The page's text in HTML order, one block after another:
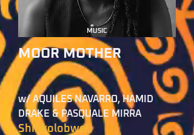
MUSIC
MOOR MOTHER
w/ AQUILES NAVARRO, HAMID
DRAKE & PASQUALE MIRRA
Shinkolobwe